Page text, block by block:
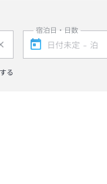
る
宿泊日・日数